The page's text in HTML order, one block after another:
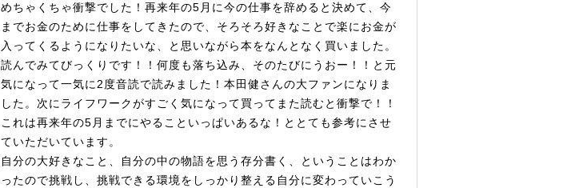
めちゃくちゃ衝撃でした！再来年の5月に今の仕事を辞めると決めて、今
までお金のために仕事をしてきたので、そろそろ好きなことで楽にお金が
入ってくるようになりたいな、と思いながら本をなんとなく買いました。
読んでみてびっくりです！！何度も落ち込み、そのたびにうおー！！と元
気になって一気に2度音読で読みました！本田健さんの大ファンになりま
した。次にライフワークがすごく気になって買ってまた読むと衝撃で！！
これは再来年の5月までにやることいっぱいあるな！ととても参考にさせ
ていただいています。
自分の大好きなこと、自分の中の物語を思う存分書く、ということはわか
ったので挑戦し、挑戦できる環境をしっかり整える自分に変わっていこう